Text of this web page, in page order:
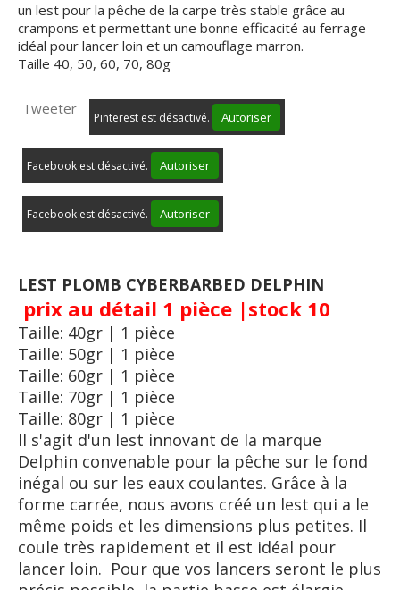
un lest pour la pêche de la carpe très stable grâce au
crampons et permettant une bonne efficacité au ferrage
idéal pour lancer loin et un camouflage marron.
Taille 40, 50, 60, 70, 80g
Tweeter
Pinterest est désactivé. Autoriser
Facebook est désactivé. Autoriser
Facebook est désactivé. Autoriser
LEST PLOMB CYBERBARBED DELPHIN
prix au détail 1 pièce |stock 10
Taille: 40gr | 1 pièce
Taille: 50gr | 1 pièce
Taille: 60gr | 1 pièce
Taille: 70gr | 1 pièce
Taille: 80gr | 1 pièce
Il s'agit d'un lest innovant de la marque
Delphin convenable pour la pêche sur le fond
inégal ou sur les eaux coulantes. Grâce à la
forme carrée, nous avons créé un lest qui a le
même poids et les dimensions plus petites. Il
coule très rapidement et il est idéal pour
lancer loin. Pour que vos lancers seront le plus